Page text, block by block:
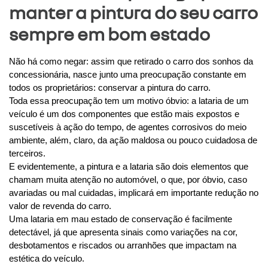
manter a pintura do seu carro
sempre em bom estado
Não há como negar: assim que retirado o carro dos sonhos da
concessionária, nasce junto uma preocupação constante em
todos os proprietários: conservar a pintura do carro.
Toda essa preocupação tem um motivo óbvio: a lataria de um
veículo é um dos componentes que estão mais expostos e
suscetíveis à ação do tempo, de agentes corrosivos do meio
ambiente, além, claro, da ação maldosa ou pouco cuidadosa de
terceiros.
E evidentemente, a pintura e a lataria são dois elementos que
chamam muita atenção no automóvel, o que, por óbvio, caso
avariadas ou mal cuidadas, implicará em importante redução no
valor de revenda do carro.
Uma lataria em mau estado de conservação é facilmente
detectável, já que apresenta sinais como variações na cor,
desbotamentos e riscados ou arranhões que impactam na
estética do veículo.